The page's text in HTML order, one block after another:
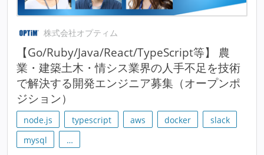
株式会社オプティム
【Go/Ruby/Java/React/TypeScript等】 農
業・建築土木・情シス業界の人手不足を技術
で解決する開発エンジニア募集（オープンポ
ジション）
node.js typescript aws docker
slack
mysql
…